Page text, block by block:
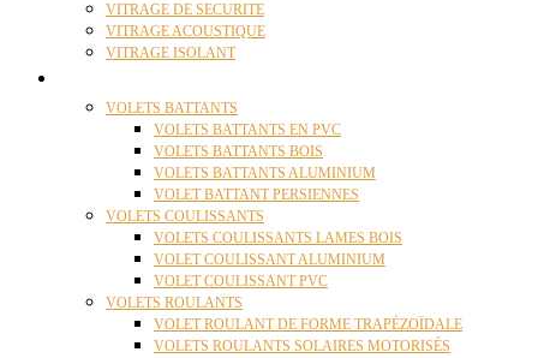
VITRAGE DE SECURITE
VITRAGE ACOUSTIQUE
VITRAGE ISOLANT
VOLETS BATTANTS
VOLETS BATTANTS EN PVC
VOLETS BATTANTS BOIS
VOLETS BATTANTS ALUMINIUM
VOLET BATTANT PERSIENNES
VOLETS COULISSANTS
VOLETS COULISSANTS LAMES BOIS
VOLET COULISSANT ALUMINIUM
VOLET COULISSANT PVC
VOLETS ROULANTS
VOLET ROULANT DE FORME TRAPÉZOÏDALE
VOLETS ROULANTS SOLAIRES MOTORISÉS